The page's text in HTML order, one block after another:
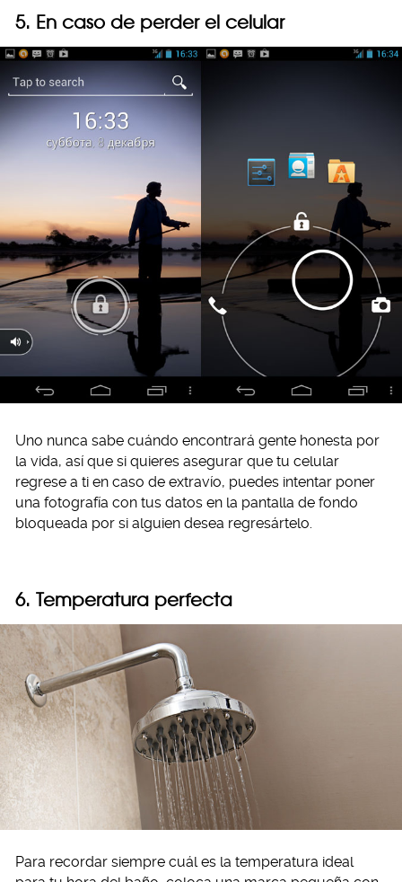
5. En caso de perder el celular
Uno nunca sabe cuándo encontrará gente honesta por
la vida, así que si quieres asegurar que tu celular
regrese a ti en caso de extravío, puedes intentar poner
una fotografía con tus datos en la pantalla de fondo
bloqueada por si alguien desea regresártelo.
6. Temperatura perfecta
Para recordar siempre cuál es la temperatura ideal